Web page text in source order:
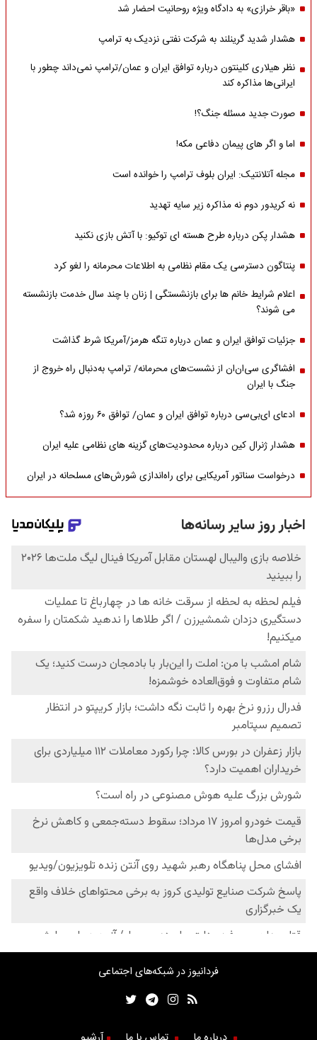
«باقر خرازی» به دادگاه ویژه روحانیت احضار شد
هشدار شدید گرینلند به شرکت نفتی نزدیک به ترامپ
نظر هیلاری کلینتون درباره توافق ایران و عمان/ترامپ نمی‌داند چطور با
ایرانی‌ها مذاکره کند
صورت جدید مسئله جنگ؟!
اما و اگر های پیمان دفاعی مکه!
مجله آتلانتیک: ایران بلوف ترامپ را خوانده است
نه کریدور دوم نه مذاکره زیر سایه تهدید
هشدار پکن درباره طرح هسته ای توکیو: با آتش بازی نکنید
پنتاگون دسترسی یک مقام نظامی به اطلاعات محرمانه را لغو کرد
اعلام شرایط خانم ها برای بازنشستگی | زنان با چند سال خدمت بازنشسته
می شوند؟
جزئیات توافق ایران و عمان درباره تنگه هرمز/آمریکا شرط گذاشت
افشاگری سی‌ان‌ان از نشست‌های محرمانه/ ترامپ به‌دنبال راه خروج از
جنگ با ایران
ادعای ای‌بی‌سی درباره توافق ایران و عمان/ توافق ۶۰ روزه شد؟
هشدار ژنرال کین درباره محدودیت‌های گزینه های نظامی علیه ایران
درخواست سناتور آمریکایی برای راه‌اندازی شورش‌های مسلحانه در ایران
فردانیوز در شبکه‌های اجتماعی